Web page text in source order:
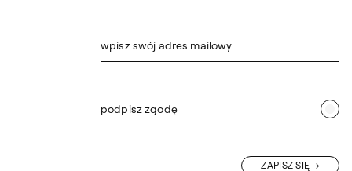
wpisz swój adres mailowy
podpisz zgodę
ZAPISZ SIĘ